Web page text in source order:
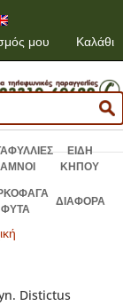
μου
Καλάθι
ΕΙΔΗ
ΚΗΠΟΥ
ΦΥΤΑ
ΔΙΑΦΟΡΑ
Distictus